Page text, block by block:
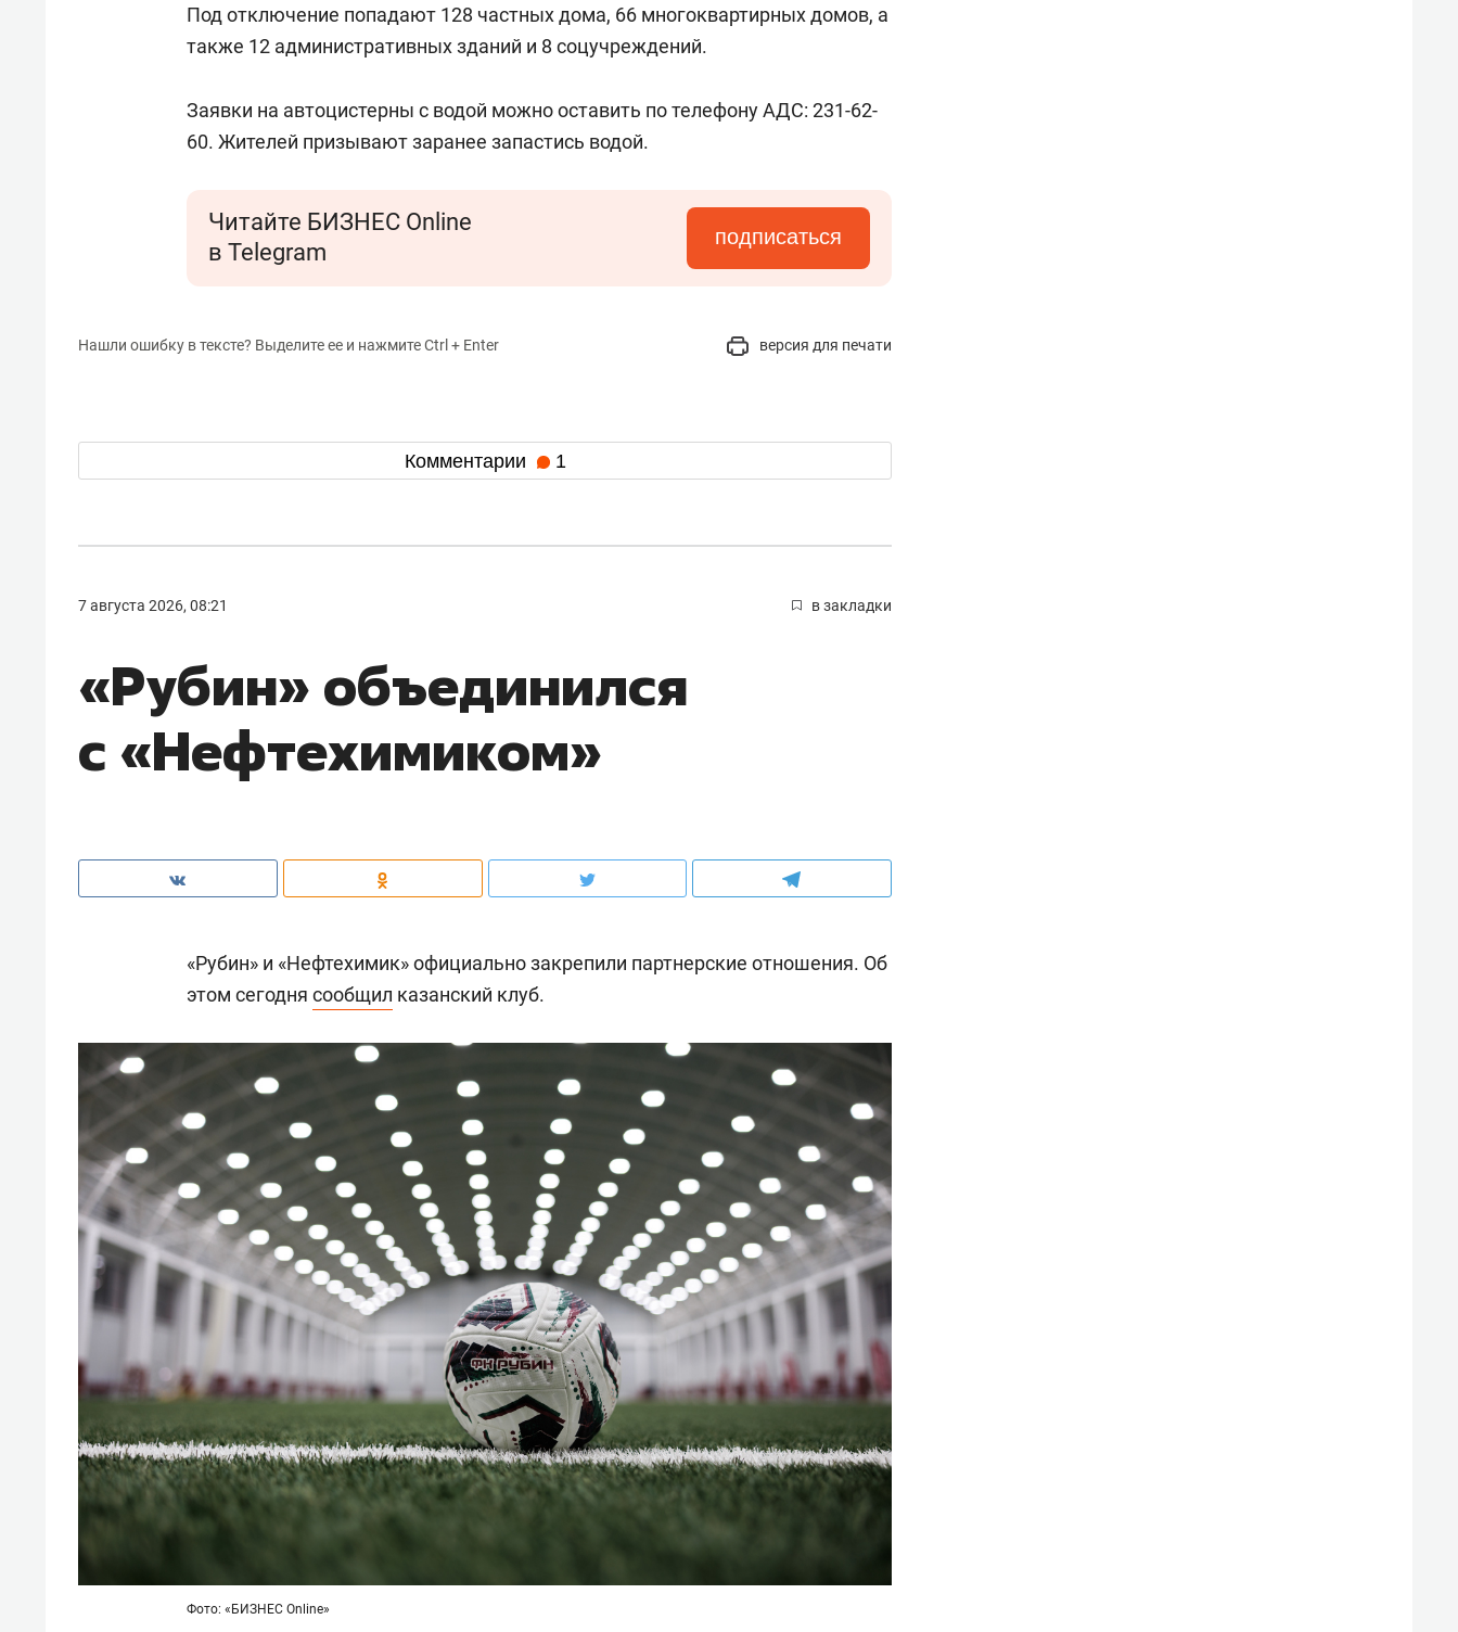
Под отключение попадают 128 частных дома, 66 многоквартирных домов, а
также 12 административных зданий и 8 соцучреждений.
Заявки на автоцистерны с водой можно оставить по телефону АДС: 231-62-
60. Жителей призывают заранее запастись водой.
Читайте БИЗНЕС Online
в Telegram
подписаться
Нашли ошибку в тексте? Выделите ее и нажмите Ctrl + Enter версия для печати
Комментарии 1
7 августа 2026, 08:21 в закладки
«Рубин» объединился
с «Нефтехимиком»
«Рубин» и «Нефтехимик» официально закрепили партнерские отношения. Об
этом сегодня сообщил казанский клуб.
Фото: «БИЗНЕС Online»